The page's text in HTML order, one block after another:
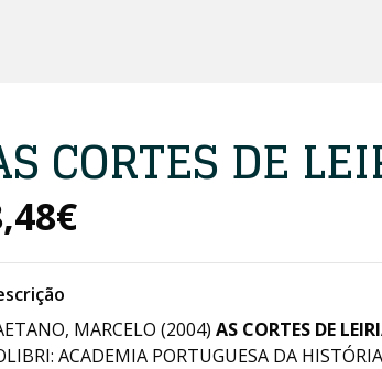
CORTES DE
MARCELO (2004) AS CORTES DE
ACADEMIA PORTUGUESA DA